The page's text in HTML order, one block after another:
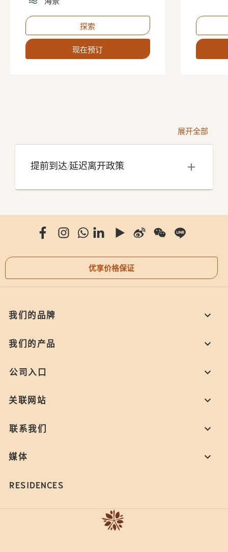
探索
现在预订
展开全部
提前到达/延迟离开政策
优享价格保证
我们的品牌
我们的产品
公司入口
关联网站
联系我们
媒体
RESIDENCES